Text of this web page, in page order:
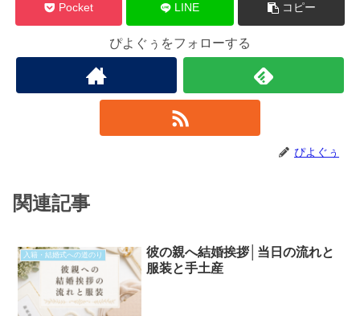
Pocket LINE コピー
ぴよぐぅをフォローする
ぴよぐぅ
関連記事
入籍・結婚式への道のり
彼の親へ結婚挨拶│当日の流れと
服装と手土産